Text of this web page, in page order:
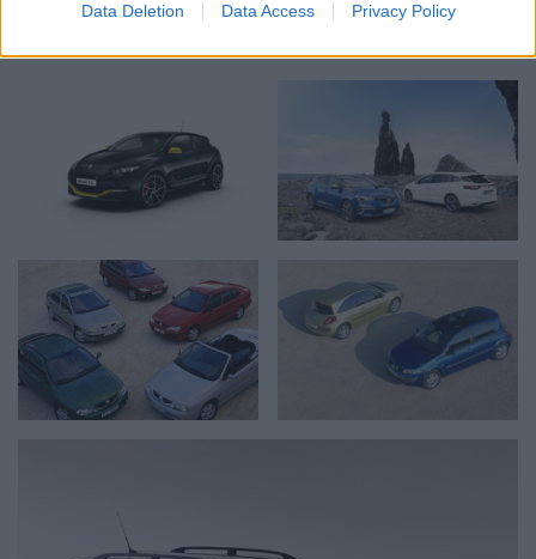
Data Deletion Data Access Privacy Policy
modelo que, não raras vezes, tem sido o preferido dos